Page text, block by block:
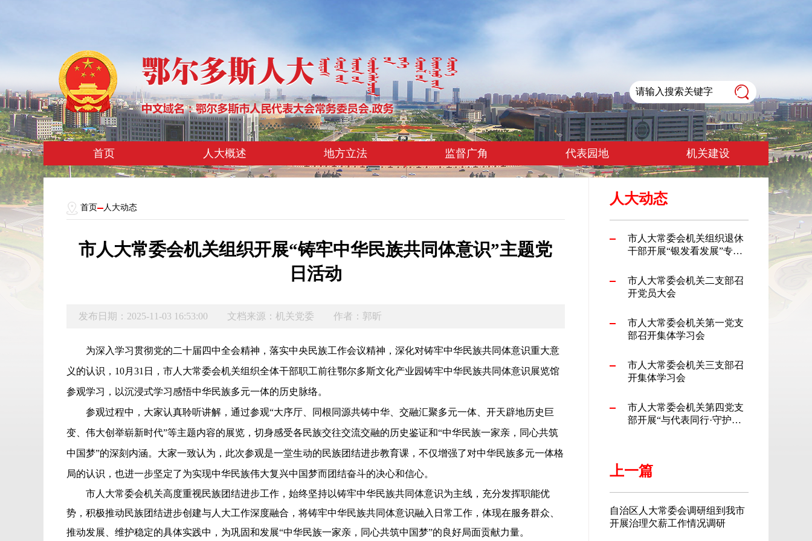
首页 人大概述 地方立法 监督广角 代表园地 机关建设
首页 人大动态
市人大常委会机关组织开展“铸牢中华民族共同体意识”主题党
日活动
发布日期：2025-11-03 16:53:00 文档来源：机关党委 作者：郭昕
为深入学习贯彻党的二十届四中全会精神，落实中央民族工作会议精神，深化对铸牢中华民族共同体意识重大意
义的认识， 10月31日 ，市人大常委会机关组织全体干部职工前往鄂尔多斯文化产业园铸牢中华民族共同体意识展览馆
参观学习 ， 以沉浸式学习感悟中华民族多元一体的历史脉络。
参观过程中，大家认真聆听讲解，通过参观“大序厅、同根同源共铸中华、交融汇聚多元一体、开天辟地历史巨
变、伟大创举崭新时代”等主题内容的展览，切身感受各民族交往交流交融的历史鉴证和“中华民族一家亲，同心共筑
中国梦”的深刻内涵。 大家一致认为，此次参观是一堂生动的民族团结进步教育课，不仅增强了对中华民族多元一体格
局的认识，也进一步坚定了为实现中华民族伟大复兴中国梦而团结奋斗的决心和信心。
市人大常委会机关高度重视民族团结进步工作，始终坚持以铸牢中华民族共同体意识为主线，充分发挥职能优
势，积极推动民族团结进步创建与人大工作深度融合 ，将铸牢中华民族共同体意识融入日常工作，体现在服务群众、
推动发展、维护稳定的具体实践中，为巩固和发展“中华民族一家亲，同心共筑中国梦”的良好局面贡献力量。
人大动态
市人大常委会机关组织退休
干部开展“银发看发展”专题
市人大常委会机关二支部召
开党员大会
市人大常委会机关第一党支
部召开集体学习会
市人大常委会机关三支部召
开集体学习会
市人大常委会机关第四党支
部开展“与代表同行·守护少
上一篇
自治区人大常委会调研组到我市
开展治理欠薪工作情况调研